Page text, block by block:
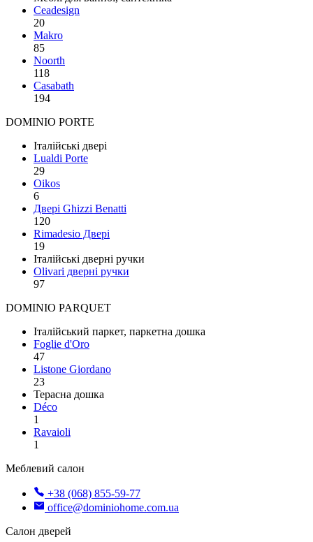
Ceadesign
20
Makro
85
Noorth
118
Сasabath
194
DOMINIO PORTE
Італійські двері
Lualdi Porte
29
Oikos
6
Двері Ghizzi Benatti
120
Rimadesio Двері
19
Італійські дверні ручки
Olivari дверні ручки
97
DOMINIO PARQUET
Італійський паркет, паркетна дошка
Foglie d'Oro
47
Listone Giordano
23
Терасна дошка
Déco
1
Ravaioli
1
Меблевий салон
+38 (068) 855-59-77
office@dominiohome.com.ua
Салон дверей